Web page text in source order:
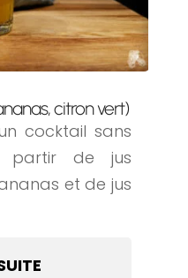
citron vert)
cocktail sans
partir de jus
et de jus